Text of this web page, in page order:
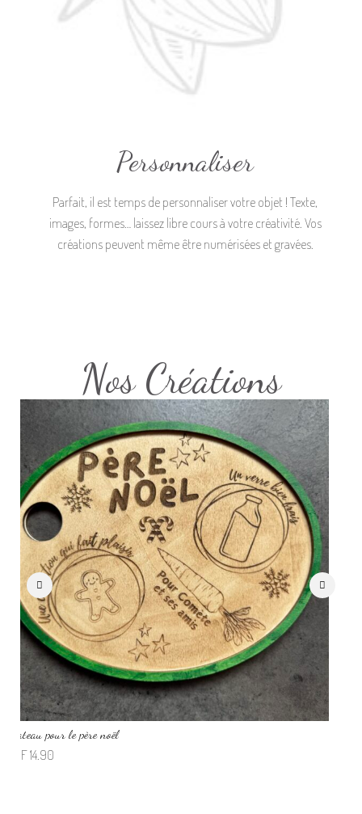
Personnaliser
Parfait, il est temps de personnaliser votre objet ! Texte,
images, formes… laissez libre cours à votre créativité. Vos
créations peuvent même être numérisées et gravées.
Nos Créations
Sapin de famille
CHF9.90